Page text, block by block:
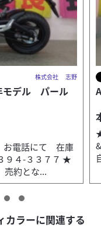
株式会社 志野
電話にて 在庫
９４-３３７７ ★
いても ...
カラーに関連する